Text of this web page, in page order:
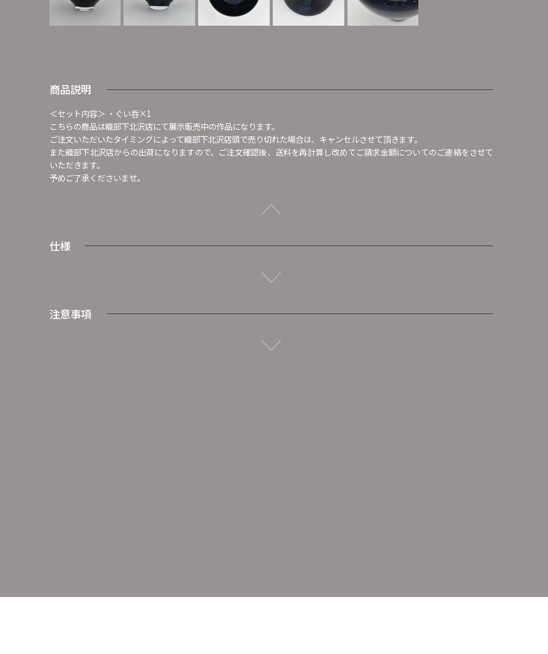
商品説明
＜セット内容＞ ・ぐい呑×1
こちらの商品は織部下北沢店にて展示販売中の作品になります。
ご注文いただいたタイミングによって織部下北沢店頭で売り切れた場合は、キャンセルさせて頂きます。
また織部下北沢店からの出荷になりますので、ご注文確認後、送料を再計算し改めてご請求金額についてのご連絡をさせて
いただきます。
予めご了承くださいませ。
仕様
注意事項